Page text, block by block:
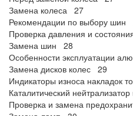
Замена колеса 27
Рекомендации по выбору шин
Проверка давления и
Замена шин 28
Особенности эксплуатации
Замена дисков колес 29
Индикаторы износа накладок
Каталитический
Проверка и замена